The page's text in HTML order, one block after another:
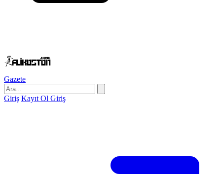
Gazete
Giriş Kayıt Ol Giriş